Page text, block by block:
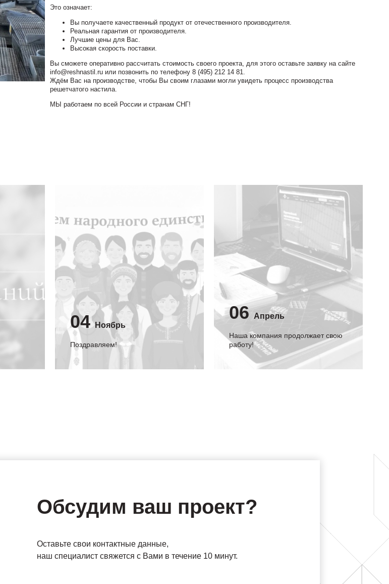
Это означает:
Вы получаете качественный продукт от отечественного производителя.
Реальная гарантия от производителя.
Лучшие цены для Вас.
Высокая скорость поставки.
Вы сможете оперативно рассчитать стоимость своего проекта, для этого оставьте заявку на сайте
info@reshnastil.ru или позвонить по телефону 8 (495) 212 14 81.
Ждём Вас на производстве, чтобы Вы своим глазами могли увидеть процесс производства
решетчатого настила.
МЫ работаем по всей России и странам СНГ!
04 Ноябрь
Поздравляем!
06 Апрель
Наша компания продолжает свою
работу!
Обсудим ваш проект?
Оставьте свои контактные данные,
наш специалист свяжется с Вами в течение 10 минут.